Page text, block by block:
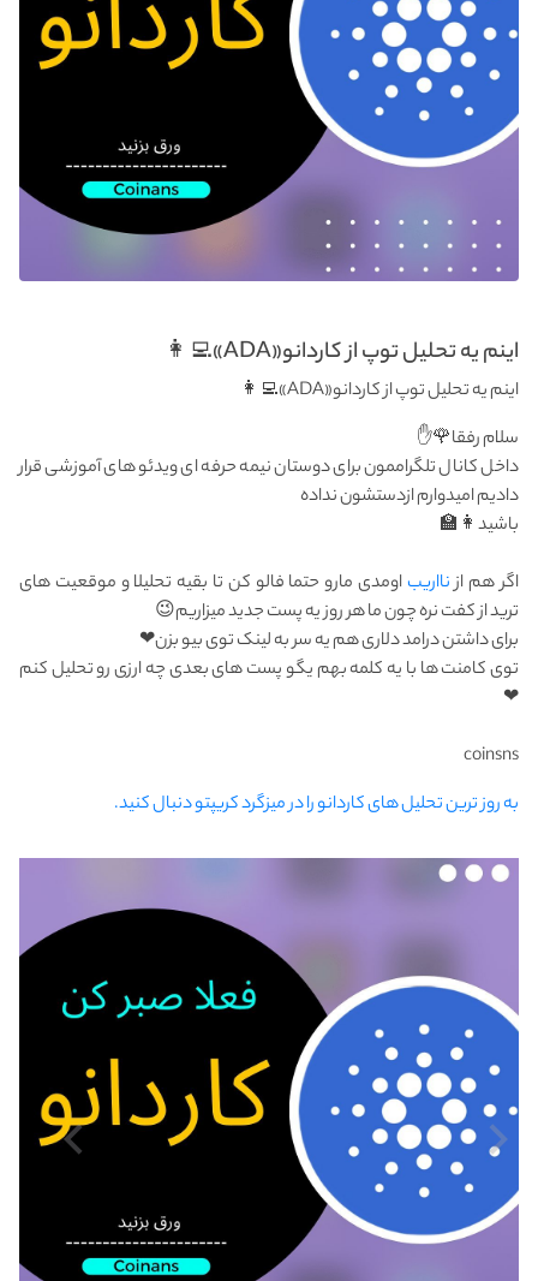
اینم یه تحلیل توپ از کاردانو«ADA»👩‍💻
اینم یه تحلیل توپ از کاردانو«ADA»👩‍💻
سلام رفقا🌹✋
داخل کانال تلگراممون برای دوستان نیمه حرفه ای ویدئو های آموزشی قرار
دادیم امیدوارم ازدستشون نداده
باشید👩‍🏫
اگر هم ازنااریباومدی مارو حتما فالو کن تا بقیه تحلیلا و موقعیت های
ترید از کفت نره چون ما هر روز یه پست جدید میزاریم😉
برای داشتن درامد دلاری هم یه سر به لینک توی بیو بزن❤
توی کامنت ها با یه کلمه بهم یگو پست های بعدی چه ارزی رو تحلیل کنم
❤
coinsns
به روز ترین تحلیل های کاردانو را در میزگرد کریپتو دنبال کنید.